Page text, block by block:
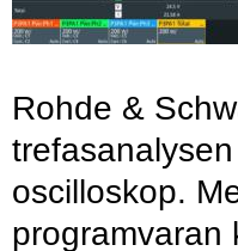
Rohde &
oscilloskop.
programvaran